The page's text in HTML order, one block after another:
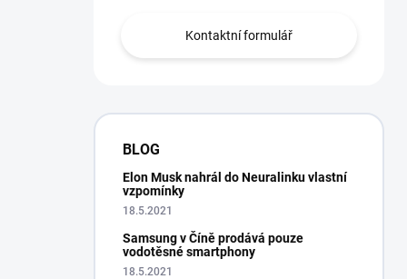
Kontaktní formulář
BLOG
Elon Musk nahrál do Neuralinku vlastní
vzpomínky
18.5.2021
Samsung v Číně prodává pouze
vodotěsné smartphony
18.5.2021